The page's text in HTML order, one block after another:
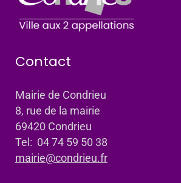
Contact
Mairie de Condrieu
8, rue de la mairie
69420 Condrieu
Tel: 04 74 59 50 38
mairie@condrieu.fr